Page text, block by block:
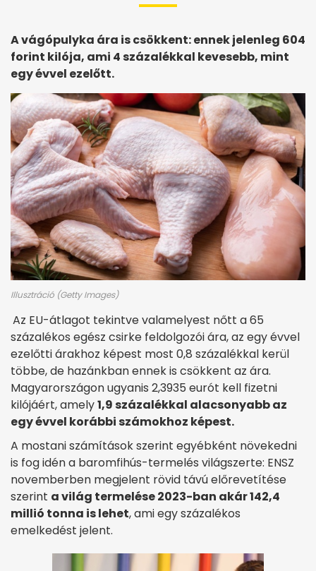
A vágópulyka ára is csökkent: ennek jelenleg 604
forint kilója, ami 4 százalékkal kevesebb, mint
egy évvel ezelőtt.
Illusztráció (Getty Images)
Az EU-átlagot tekintve valamelyest nőtt a 65
százalékos egész csirke feldolgozói ára, az egy évvel
ezelőtti árakhoz képest most 0,8 százalékkal kerül
többe, de hazánkban ennek is csökkent az ára.
Magyarországon ugyanis 2,3935 eurót kell fizetni
kilójáért, amely1,9 százalékkal alacsonyabb az
egy évvel korábbi számokhoz képest.
A mostani számítások szerint egyébként növekedni
is fog idén a baromfihús-termelés világszerte: ENSZ
novemberben megjelent rövid távú előrevetítése
szerint a világ termelése 2023-ban akár 142,4
millió tonna is lehet, ami egy százalékos
emelkedést jelent.